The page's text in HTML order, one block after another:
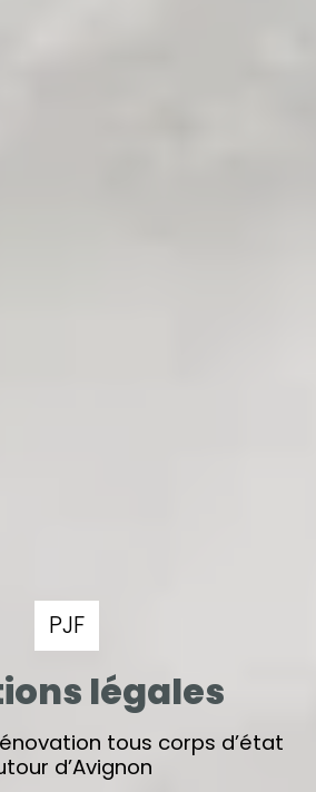
PJF
légales
tous corps d’état
d’Avignon